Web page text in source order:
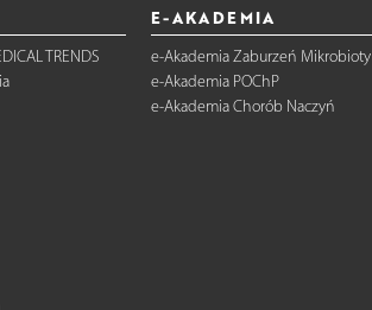
TRENDS
E-AKADEMIA
e-Akademia Zaburzeń Mikrobioty
e-Akademia POChP
e-Akademia Chorób Naczyń